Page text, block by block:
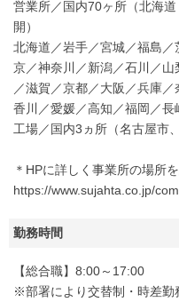
営業所／国内70ヶ所（北海
開）
北海道／岩手／宮城／福島
京／神奈川／新潟／石川／
／滋賀／京都／大阪／兵庫
香川／愛媛／高知／福岡／
工場／国内3ヵ所（名古屋市
＊HPに詳しく事業所の場所
https://www.sujahta.co.jp/
勤務時間
【総合職】8:00～17:00
※部署により交替制・時差勤